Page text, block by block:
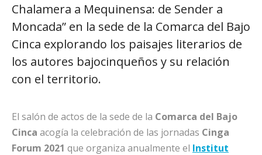
Chalamera a Mequinensa: de Sender a
Moncada” en la sede de la Comarca del Bajo
Cinca explorando los paisajes literarios de
los autores bajocinqueños y su relación
con el territorio.
El salón de actos de la sede de la Comarca del Bajo
Cinca acogía la celebración de las jornadas Cinga
Forum 2021 que organiza anualmente el Institut